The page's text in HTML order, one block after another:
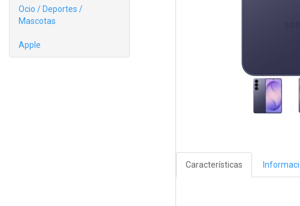
Ocio / Deportes /
Mascotas
Apple
Características